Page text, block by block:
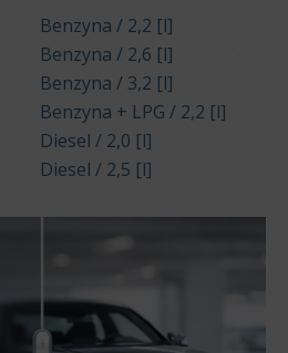
Benzyna / 2,2 [l]
Benzyna / 2,6 [l]
Benzyna / 3,2 [l]
Benzyna + LPG / 2,2 [l]
Diesel / 2,0 [l]
Diesel / 2,5 [l]